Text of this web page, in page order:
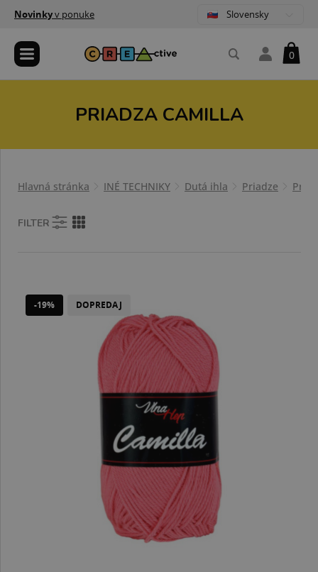
Novinkyv ponuke Slovensky
0
PRIADZA CAMILLA
Hlavná stránka INÉ TECHNIKY Dutá ihla Priadze
FILTER
-19% DOPREDAJ